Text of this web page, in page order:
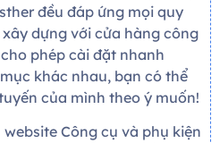
đều đáp ứng mọi quy
dựng với cửa hàng công
phép cài đặt nhanh
khác nhau, bạn có thể
của mình theo ý muốn!
Công cụ và phụ kiện